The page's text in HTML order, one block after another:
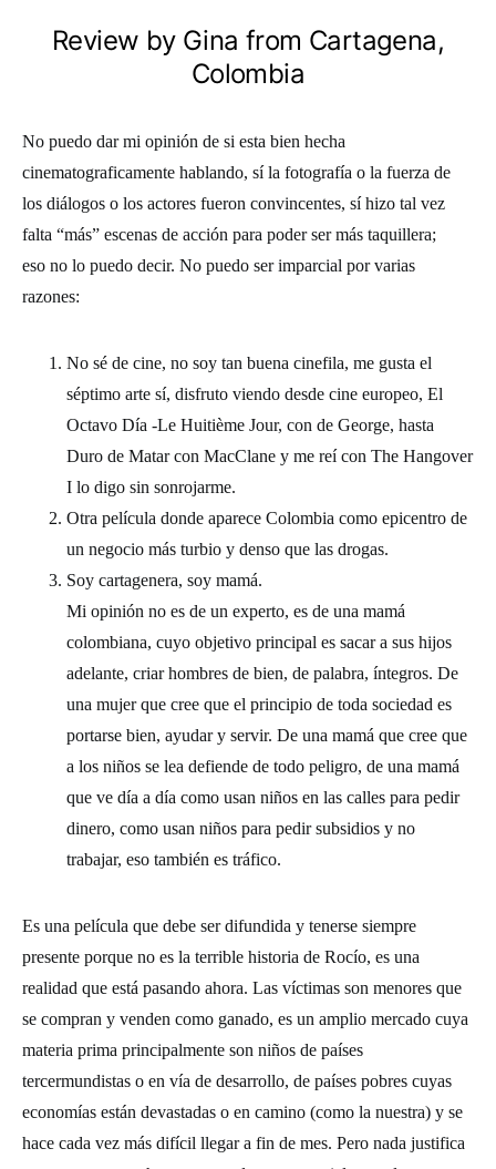
Review by Gina from Cartagena,
Colombia
No puedo dar mi opinión de si esta bien hecha
cinematograficamente hablando, sí la fotografía o la fuerza de
los diálogos o los actores fueron convincentes, sí hizo tal vez
falta “más” escenas de acción para poder ser más taquillera;
eso no lo puedo decir. No puedo ser imparcial por varias
razones:
No sé de cine, no soy tan buena cinefila, me gusta el
séptimo arte sí, disfruto viendo desde cine europeo, El
Octavo Día -Le Huitième Jour, con de George, hasta
Duro de Matar con MacClane y me reí con The Hangover
I lo digo sin sonrojarme.
Otra película donde aparece Colombia como epicentro de
un negocio más turbio y denso que las drogas.
Soy cartagenera, soy mamá.
Mi opinión no es de un experto, es de una mamá
colombiana, cuyo objetivo principal es sacar a sus hijos
adelante, criar hombres de bien, de palabra, íntegros. De
una mujer que cree que el principio de toda sociedad es
portarse bien, ayudar y servir. De una mamá que cree que
a los niños se lea defiende de todo peligro, de una mamá
que ve día a día como usan niños en las calles para pedir
dinero, como usan niños para pedir subsidios y no
trabajar, eso también es tráfico.
Es una película que debe ser difundida y tenerse siempre
presente porque no es la terrible historia de Rocío, es una
realidad que está pasando ahora. Las víctimas son menores que
se compran y venden como ganado, es un amplio mercado cuya
materia prima principalmente son niños de países
tercermundistas o en vía de desarrollo, de países pobres cuyas
economías están devastadas o en camino (como la nuestra) y se
hace cada vez más difícil llegar a fin de mes. Pero nada justifica